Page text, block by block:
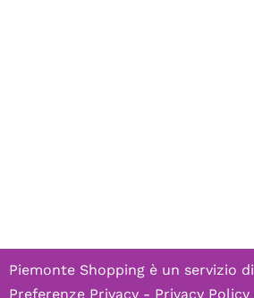
Piemonte Shopping è un servizio di
Preferenze Privacy - Privacy Policy